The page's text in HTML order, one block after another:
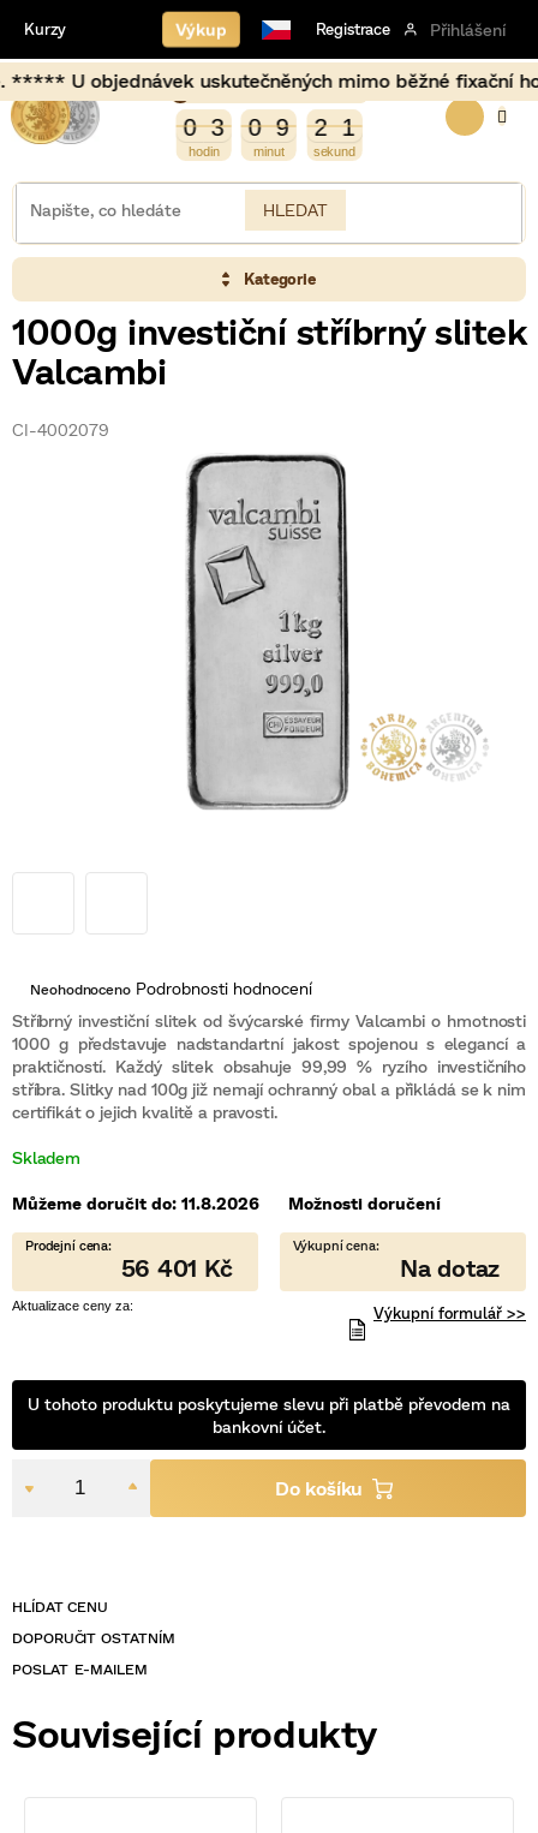
obsah
uskutečněných mimo běžné fixační
Výkup Registrace Přihlášení
Kurzy
Burza opět otevírá za
0
0 3
3 0
0 9
9 2
2 0
1
0
2
1
HLEDAT
Kategorie
1000g investiční stříbrný slitek
Valcambi
CI-4002079
Skladem
Stříbrný investiční slitek od švýcarské firmy Valcambi o hmotnosti
1000 g představuje nadstandartní jakost spojenou s elegancí a
praktičností. Každý slitek obsahuje 99,99 % ryzího investičního
stříbra. Slitky nad 100g již nemají ochranný obal a přikládá se k nim
certifikát o jejich kvalitě a pravosti.
POSLAT
Průměrné
produktu
je
0,0
z
5
hvězdiček.
Neohodnoceno Podrobnosti hodnocení
56 401 Kč
Výkupní formulář >>
U tohoto produktu poskytujeme slevu při platbě převodem na
bankovní účet.
Můžeme doručit do: 11.8.2026 Možnosti doručení
Související produkty